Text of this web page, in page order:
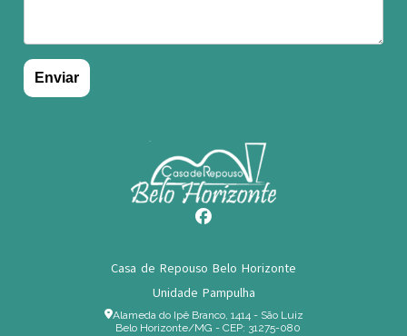
Casa de Repouso Belo Horizonte
Unidade Pampulha
Alameda do Ipê Branco, 1414 - São Luiz
Belo Horizonte/MG - CEP: 31275-080